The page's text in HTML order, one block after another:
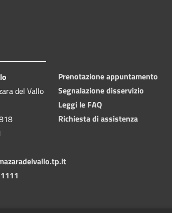
del Vallo
Prenotazione appuntamento
Segnalazione disservizio
Leggi le FAQ
Richiesta di assistenza